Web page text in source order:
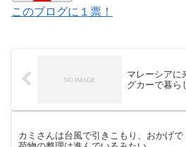
このブログに１票！
マレーシアに
グカーで暮ら
カミさんは台風で引きこもり、おかげで